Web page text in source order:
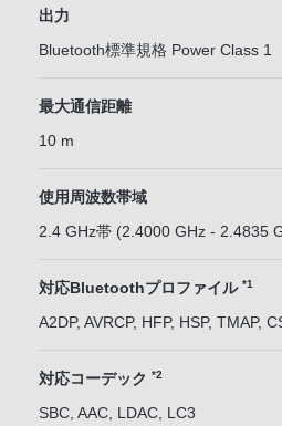
出力
Bluetooth標準規格 Power Class 1
最大通信距離
10 m
使用周波数帯域
2.4 GHz帯 (2.4000 GHz - 2.4835
対応Bluetoothプロファイル *1
A2DP, AVRCP, HFP, HSP, TMAP,
対応コーデック *2
SBC, AAC, LDAC, LC3